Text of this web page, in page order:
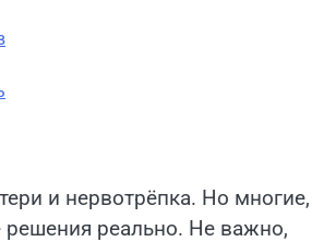
и нервотрёпка. Но многие,
реально. Не важно,